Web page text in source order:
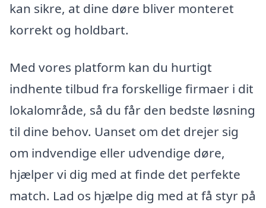
kan sikre, at dine døre bliver monteret
korrekt og holdbart.
Med vores platform kan du hurtigt
indhente tilbud fra forskellige firmaer i dit
lokalområde, så du får den bedste løsning
til dine behov. Uanset om det drejer sig
om indvendige eller udvendige døre,
hjælper vi dig med at finde det perfekte
match. Lad os hjælpe dig med at få styr på